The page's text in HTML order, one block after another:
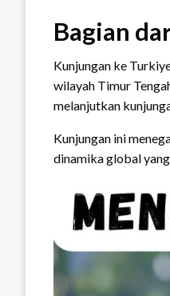
Bagian
Kunjungan ke
wilayah Timur
melanjutkan
Kunjungan ini
dinamika global